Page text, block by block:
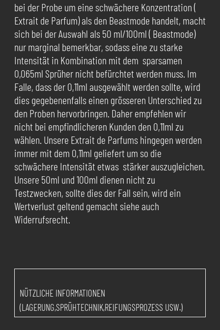
bei der Probe um eine schwächere Konzentration (
Extrait de Parfum) als den Beastmode handelt, macht
sich bei der Auswahl als 50 ml/100ml ( Beastmode)
nur marginal bemerkbar, sodass eine zu starke
Intensität in Kombination mit dem sparsamen
0,065ml Sprüher nicht befürchtet werden muss. Im
Falle, dass der 0,11ml ausgewählt werden sollte, wird
dies gegebenenfalls einen grösseren Unterschied zu
den Proben hervorbringen. Daher empfehlen wir
nicht bei empfindlicheren Kunden den 0,11ml zu
wählen. Unsere Extrait de Parfums hingegen werden
immer mit dem 0,11ml geliefert um so die
schwächere Intensität etwas stärker auszugleichen.
Unsere 50ml und 100ml dienen nicht zu
Testzwecken, sollte dies der Fall sein, wird ein
Wertverlust geltend gemacht siehe auch
Widerrufsrecht.
NÜTZLICHE INFORMATIONEN
(LAGERUNG,SPRÜHTECHNIK,REIFUNGSPROZESS USW.)